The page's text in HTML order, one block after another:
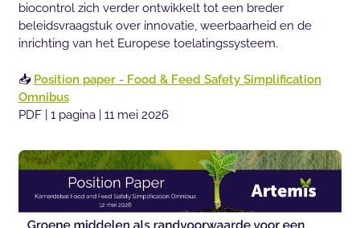
biocontrol zich verder ontwikkelt tot een breder
beleidsvraagstuk over innovatie, weerbaarheid en de
inrichting van het Europese toelatingssysteem.
📥 Position paper - Food & Feed Safety Simplification
Omnibus
PDF | 1 pagina | 11 mei 2026